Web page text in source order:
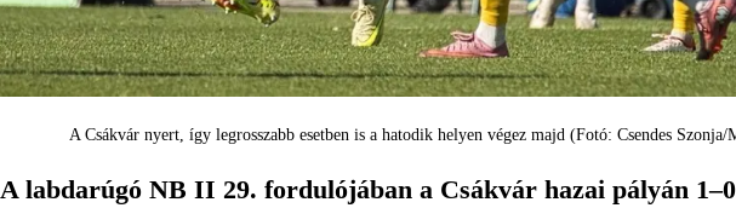
A Csákvár nyert, így legrosszabb esetben is a hatodik helyen végez majd (Fotó: Csendes Szonja/
A labdarúgó NB II 29. fordulójában a Csákvár hazai pályán